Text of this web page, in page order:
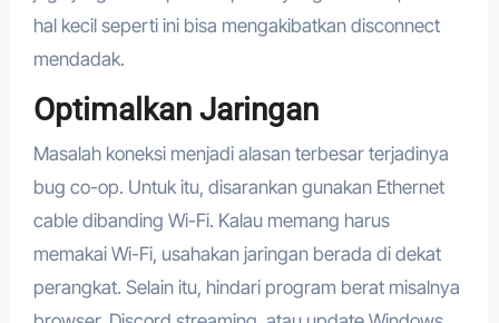
hal kecil seperti ini bisa mengakibatkan disconnect
mendadak.
Optimalkan Jaringan
Masalah koneksi menjadi alasan terbesar terjadinya
bug co-op. Untuk itu, disarankan gunakan Ethernet
cable dibanding Wi-Fi. Kalau memang harus
memakai Wi-Fi, usahakan jaringan berada di dekat
perangkat. Selain itu, hindari program berat misalnya